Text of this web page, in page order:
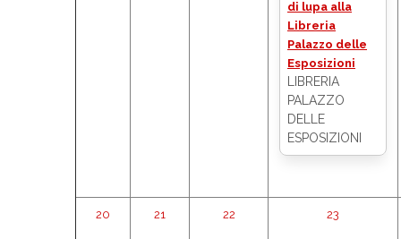
di lupa alla
Libreria
Palazzo delle
Esposizioni
LIBRERIA
PALAZZO
DELLE
ESPOSIZIONI
20 21 22 23